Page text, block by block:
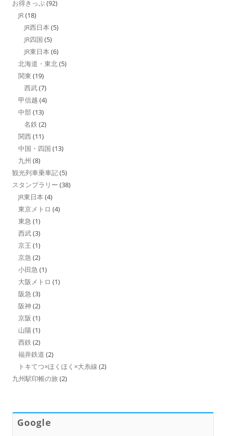
お得きっぷ(92)
JR (18)
JR西日本 (5)
JR四国 (5)
JR東日本 (6)
北海道・東北(5)
関東 (19)
西武(7)
甲信越 (4)
中部 (13)
名鉄 (2)
関西(11)
中国・四国 (13)
九州 (8)
観光列車乗車記(5)
スタンプラリー (38)
JR東日本 (4)
東京メトロ (4)
東急 (1)
西武(3)
京王 (1)
京急 (2)
小田急 (1)
大阪メトロ (1)
阪急 (3)
阪神 (2)
京阪 (1)
山陽 (1)
西鉄 (2)
福井鉄道 (2)
トキてつ×ほくほく×大糸線 (2)
九州駅印帳の旅 (2)
Google